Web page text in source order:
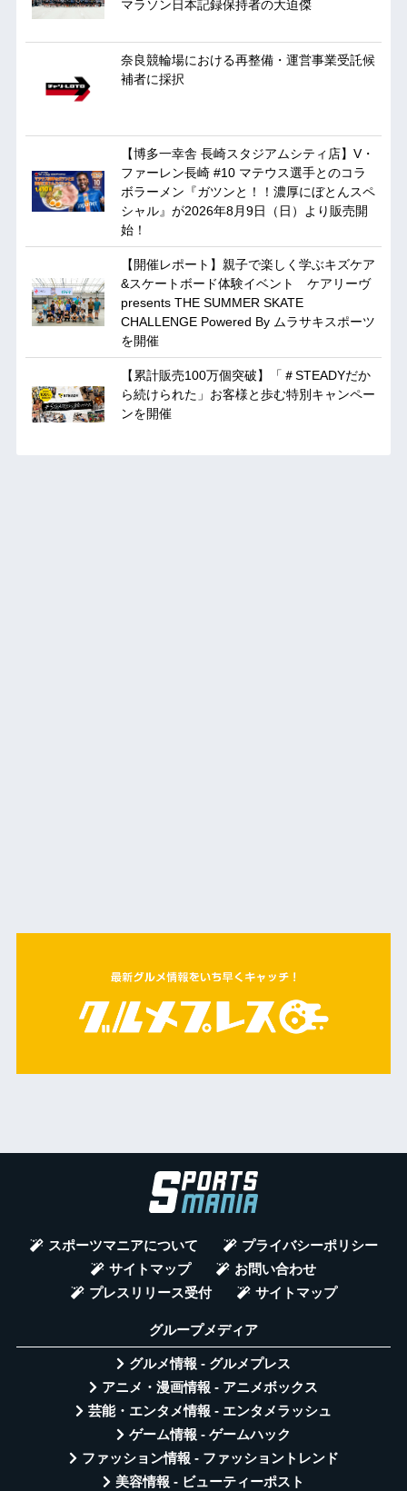
マラソン日本記録保持者の大迫傑
奈良競輪場における再整備・運営事業受託候
補者に採択
【博多一幸舎 長崎スタジアムシティ店】V・
ファーレン長崎 #10 マテウス選手とのコラ
ボラーメン『ガツンと！！濃厚にぼとんスペ
シャル』が2026年8月9日（日）より販売開
始！
【開催レポート】親子で楽しく学ぶキズケア
&スケートボード体験イベント ケアリーヴ
presents THE SUMMER SKATE
CHALLENGE Powered By ムラサキスポーツ
を開催
【累計販売100万個突破】「＃STEADYだか
ら続けられた」お客様と歩む特別キャンペー
ンを開催
スポーツマニアについて
プライバシーポリシー
サイトマップ
お問い合わせ
プレスリリース受付
サイトマップ
グループメディア
グルメ情報 - グルメプレス
アニメ・漫画情報 - アニメボックス
芸能・エンタメ情報 - エンタメラッシュ
ゲーム情報 - ゲームハック
ファッション情報 - ファッショントレンド
美容情報 - ビューティーポスト